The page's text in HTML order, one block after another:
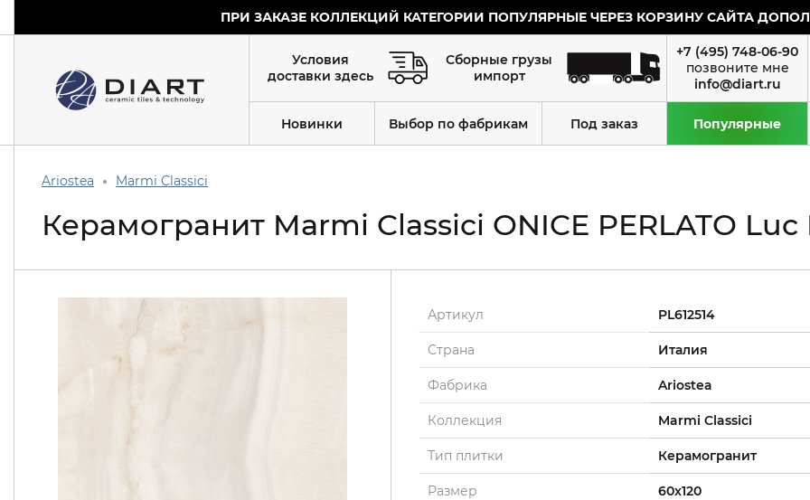
ПРИ ЗАКАЗЕ КОЛЛЕКЦИЙ КАТЕГОРИИ ПОПУЛЯРНЫЕ ЧЕРЕЗ КОРЗИНУ САЙТА
Условия
доставки здесь
Сборные грузы
импорт
+7 (495) 748-06-90
info@diart.ru
Новинки Выбор по фабрикам Под заказ Популярные
Ariostea Marmi Classici
Керамогранит Marmi Classici ONICE PERLATO Luc
Артикул PL612514
Страна Италия
Фабрика Ariostea
Коллекция Marmi Classici
Тип плитки Керамогранит
Размер 60x120